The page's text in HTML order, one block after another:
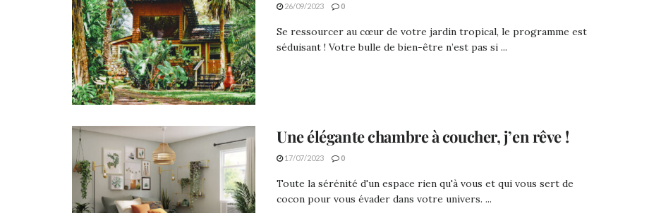
26/09/2023 0
Se ressourcer au cœur de votre jardin tropical, le programme est
séduisant ! Votre bulle de bien-être n’est pas si ...
Une élégante chambre à coucher, j’en rêve !
17/07/2023 0
Toute la sérénité d'un espace rien qu'à vous et qui vous sert de
cocon pour vous évader dans votre univers. ...